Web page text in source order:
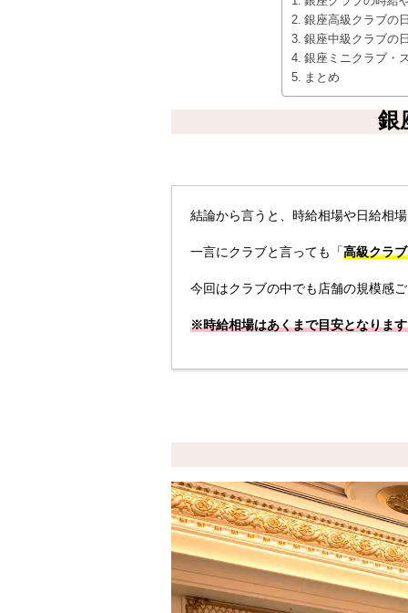
銀座高級クラブの
銀座中級クラブの
銀座ミニクラブ・
まとめ
銀
結論から言うと、時給相場や日給相
一言にクラブと言っても「高級クラブ
今回はクラブの中でも店舗の規模感
※時給相場はあくまで目安となりま